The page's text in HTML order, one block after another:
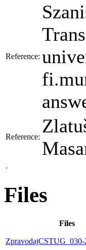
Reference:
Reference:
.
Files
Files